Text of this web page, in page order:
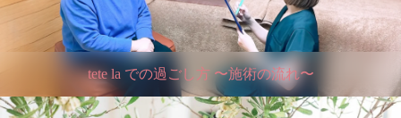
tete la での過ごし方 〜施術の流れ〜